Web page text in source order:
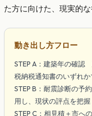
た方に向けた、現実的
動き出し方フロー
STEP A：建築年の確認
税納税通知書のいずれ
STEP B：耐震診断の予
用し、現状の評点を把握
STEP C：相見積＋市